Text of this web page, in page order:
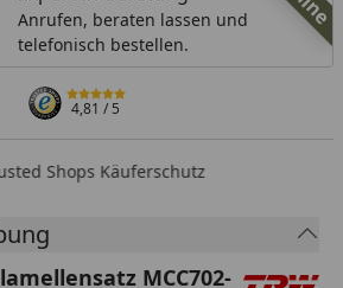
Anrufen, beraten lassen und
telefonisch bestellen.
4,81/ 5
Shops Käuferschutz
MCC702-